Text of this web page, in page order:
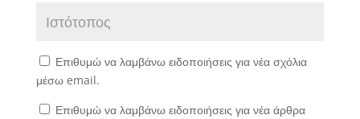
Επιθυμώ να λαμβάνω ειδοποιήσεις για νέα σχόλια
μέσω email.
Επιθυμώ να λαμβάνω ειδοποιήσεις για νέα άρθρα